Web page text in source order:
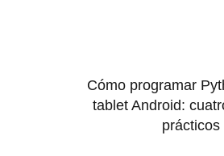
Cómo programar
tablet Android:
prácticos